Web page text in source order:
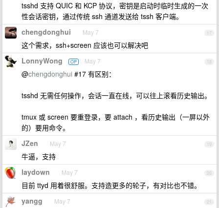
tsshd 支持 QUIC 和 KCP 协议，密钥是启动时临时生成的一次
性会话密钥，通过传统 ssh 通道发送给 tssh 客户端。
17
chengdonghui May 7
这个需求，ssh+screen 应该也可以解决吧
18
LonnyWong OP May 7
@chengdonghui #17 有区别：
tsshd 无需任何操作，会话一直在线，可以往上滚看历史输出。
tmux 或 screen 要重登录，要 attach ，看历史输出（一屏以外
的）要用命令。
19
JZen May 7
牛逼，支持
20
laydown May 7
目前 ttyd 用着很舒服。支持造更多的轮子，有对比也不错。
21
yangg May 7